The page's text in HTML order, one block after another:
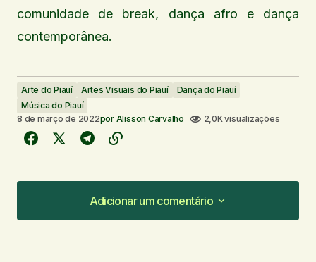
comunidade de break, dança afro e dança
contemporânea.
Arte do Piauí Artes Visuais do Piauí
Dança do Piauí
Música do Piauí
8 de março de 2022por Alisson Carvalho 2,0K visualizações
Adicionar um comentário
Adicionar um comentário